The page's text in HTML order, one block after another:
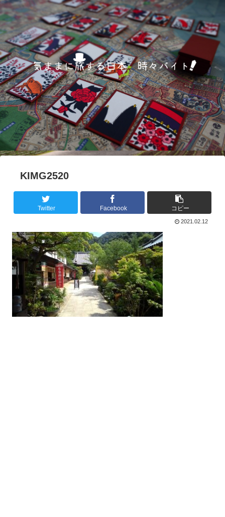
KIMG2520
Twitter Facebook コピー
2021.02.12